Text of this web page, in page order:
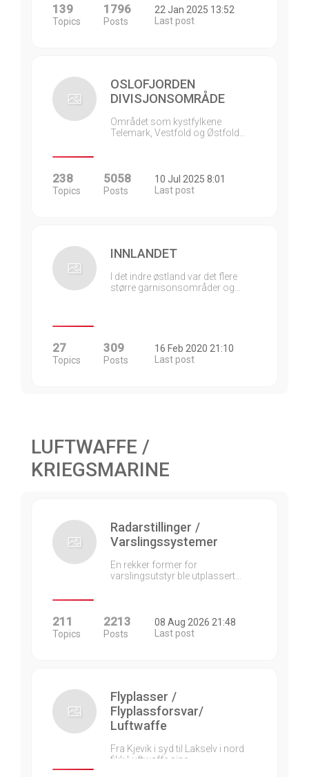
139
Topics
1796
Posts
22 Jan 2025 13:52
Last post
OSLOFJORDEN
DIVISJONSOMRÅDE
Området som kystfylkene
Telemark, Vestfold og Østfold…
238
Topics
5058
Posts
10 Jul 2025 8:01
Last post
INNLANDET
I det indre østland var det flere
større garnisonsområder og…
27
Topics
309
Posts
16 Feb 2020 21:10
Last post
LUFTWAFFE /
KRIEGSMARINE
Radarstillinger /
Varslingssystemer
En rekker former for
varslingsutstyr ble utplassert…
211
Topics
2213
Posts
08 Aug 2026 21:48
Last post
Flyplasser /
Flyplassforsvar/
Luftwaffe
Fra Kjevik i syd til Lakselv i nord
fikk Luftwaffe sine…